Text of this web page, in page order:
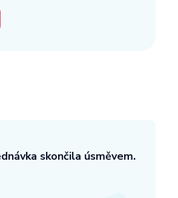
skončila úsměvem.